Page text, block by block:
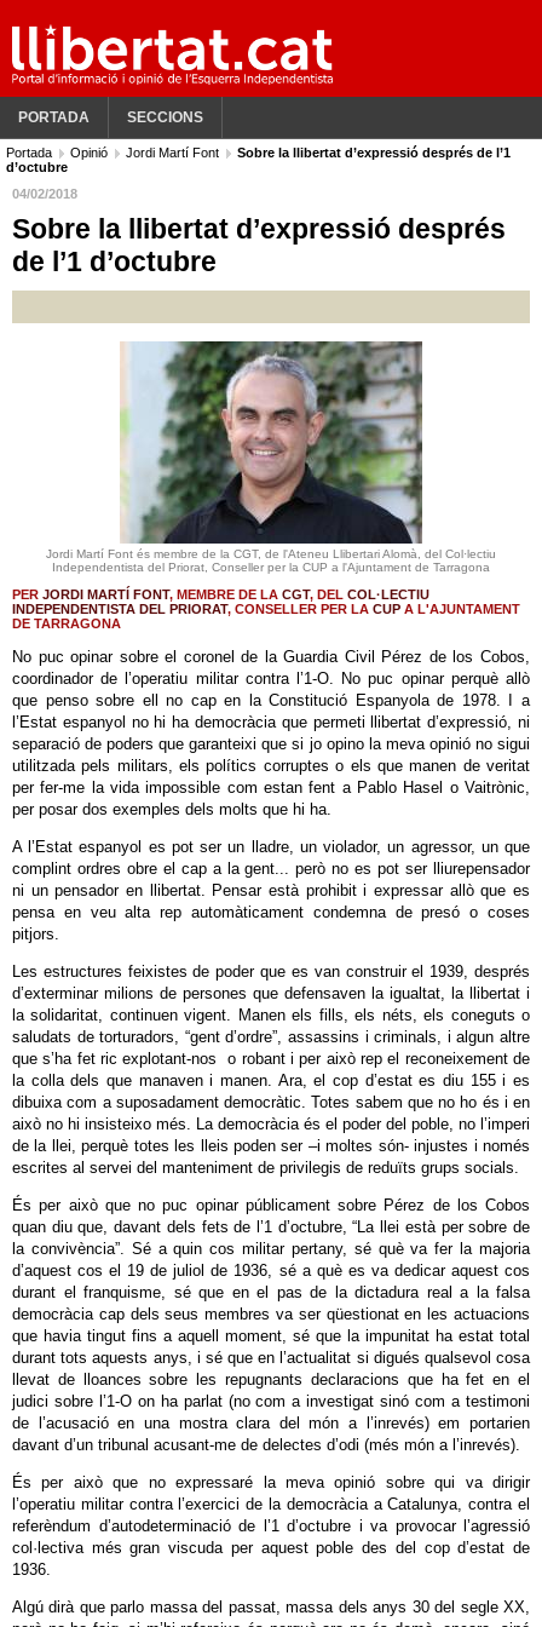
PORTADA SECCIONS
Portada Opinió Jordi Martí Font
Sobre la llibertat d’expressió després de l’1
d’octubre
04/02/2018
Sobre la llibertat d’expressió després
de l’1 d’octubre
Jordi Martí Font és membre de la CGT, de l'Ateneu Llibertari Alomà, del Col·lectiu
Independentista del Priorat, Conseller per la CUP a l'Ajuntament de Tarragona
PER JORDI MARTÍ FONT, MEMBRE DE LA CGT, DEL COL·LECTIU
INDEPENDENTISTA DEL PRIORAT, CONSELLER PER LA CUP A L'AJUNTAMENT
DE TARRAGONA
No puc opinar sobre el coronel de la Guardia Civil Pérez de los Cobos,
coordinador de l’operatiu militar contra l’1-O. No puc opinar perquè allò
que penso sobre ell no cap en la Constitució Espanyola de 1978. I a
l’Estat espanyol no hi ha democràcia que permeti llibertat d’expressió, ni
separació de poders que garanteixi que si jo opino la meva opinió no sigui
utilitzada pels militars, els polítics corruptes o els que manen de veritat
per fer-me la vida impossible com estan fent a Pablo Hasel o Vaitrònic,
per posar dos exemples dels molts que hi ha.
A l’Estat espanyol es pot ser un lladre, un violador, un agressor, un que
complint ordres obre el cap a la gent... però no es pot ser lliurepensador
ni un pensador en llibertat. Pensar està prohibit i expressar allò que es
pensa en veu alta rep automàticament condemna de presó o coses
pitjors.
Les estructures feixistes de poder que es van construir el 1939, després
d’exterminar milions de persones que defensaven la igualtat, la llibertat i
la solidaritat, continuen vigent. Manen els fills, els néts, els coneguts o
saludats de torturadors, “gent d’ordre”, assassins i criminals, i algun altre
que s’ha fet ric explotant-nos o robant i per això rep el reconeixement de
la colla dels que manaven i manen. Ara, el cop d’estat es diu 155 i es
dibuixa com a suposadament democràtic. Totes sabem que no ho és i en
això no hi insisteixo més. La democràcia és el poder del poble, no l’imperi
de la llei, perquè totes les lleis poden ser –i moltes són- injustes i només
escrites al servei del manteniment de privilegis de reduïts grups socials.
És per això que no puc opinar públicament sobre Pérez de los Cobos
quan diu que, davant dels fets de l’1 d’octubre, “La llei està per sobre de
la convivència”. Sé a quin cos militar pertany, sé què va fer la majoria
d’aquest cos el 19 de juliol de 1936, sé a què es va dedicar aquest cos
durant el franquisme, sé que en el pas de la dictadura real a la falsa
democràcia cap dels seus membres va ser qüestionat en les actuacions
que havia tingut fins a aquell moment, sé que la impunitat ha estat total
durant tots aquests anys, i sé que en l’actualitat si digués qualsevol cosa
llevat de lloances sobre les repugnants declaracions que ha fet en el
judici sobre l’1-O on ha parlat (no com a investigat sinó com a testimoni
de l’acusació en una mostra clara del món a l’inrevés) em portarien
davant d’un tribunal acusant-me de delectes d’odi (més món a l’inrevés).
És per això que no expressaré la meva opinió sobre qui va dirigir
l’operatiu militar contra l’exercici de la democràcia a Catalunya, contra el
referèndum d’autodeterminació de l’1 d’octubre i va provocar l’agressió
col·lectiva més gran viscuda per aquest poble des del cop d’estat de
1936.
Algú dirà que parlo massa del passat, massa dels anys 30 del segle XX,